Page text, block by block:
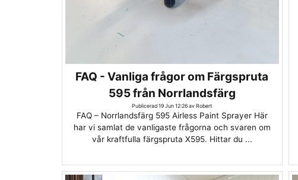
FAQ - Vanliga frågor om Färgspruta
595 från Norrlandsfärg
Publicerad 19 Jun 12:26 av Robert
FAQ – Norrlandsfärg 595 Airless Paint Sprayer Här
har vi samlat de vanligaste frågorna och svaren om
vår kraftfulla färgspruta X595. Hittar du ...